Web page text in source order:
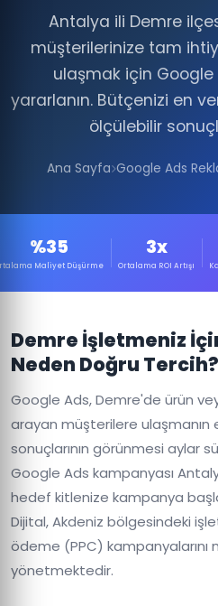
Antalya ili Demre
müşterilerinize tam
ulaşmak için
yararlanın. Bütçenizi en
ölçülebilir
Ana Sayfa Google Ads
%35
Maliyet Düşürme
3x
Ortalama ROI Artışı
Demre İşletmeniz
Neden Doğru Tercih?
Google Ads, Demre'de ürün
arayan müşterilere ulaşmanın
sonuçlarının görünmesi aylar
Google Ads kampanyası
hedef kitlenize kampanya
Dijital, Akdeniz bölgesindeki
ödeme (PPC) kampanyalarını
yönetmektedir.